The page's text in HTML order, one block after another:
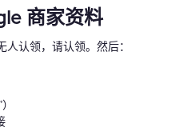
商家资料
认领，请认领。然后：